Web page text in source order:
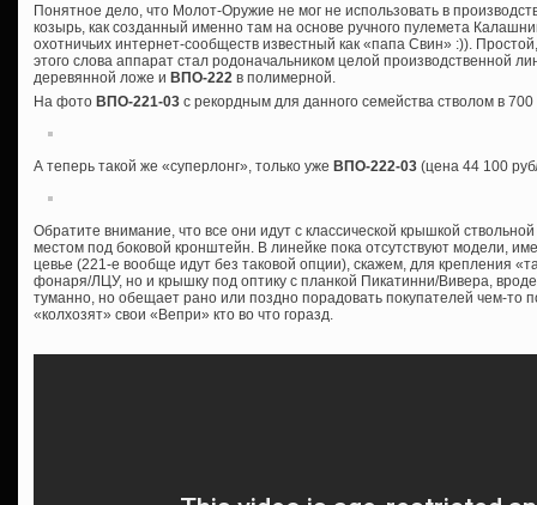
Понятное дело, что Молот-Оружие не мог не использовать в
козырь, как созданный именно там на основе ручного пулемета
охотничьих интернет-сообществ известный как «папа Свин» :)).
этого слова аппарат стал родоначальником целой производственной
деревянной ложе и ВПО-222 в полимерной.
На фото ВПО-221-03 с рекордным для данного семейства стволом в
А теперь такой же «суперлонг», только уже ВПО-222-03 (цена 44 100
Обратите внимание, что все они идут с классической крышкой
местом под боковой кронштейн. В линейке пока отсутствуют модели,
цевье (221-е вообще идут без таковой опции), скажем, для крепления
фонаря/ЛЦУ, но и крышку под оптику с планкой Пикатинни/Вивера,
туманно, но обещает рано или поздно порадовать покупателей чем-то
«колхозят» свои «Вепри» кто во что горазд.